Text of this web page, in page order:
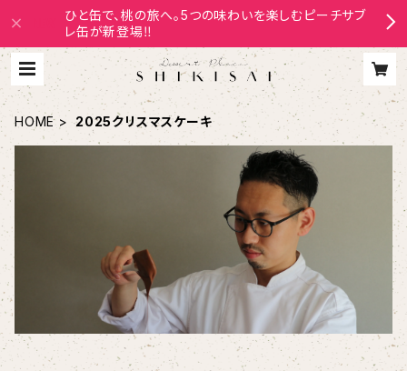
ひと缶で、桃の旅へ。5つの味わいを楽しむピーチサブ
レ缶が新登場‼
HOME 2025クリスマスケーキ